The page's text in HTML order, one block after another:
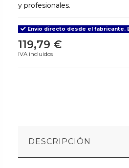
y profesionales.
Envio directo desde el fabricante.
119,79 €
IVA incluidos
DESCRIPCIÓN